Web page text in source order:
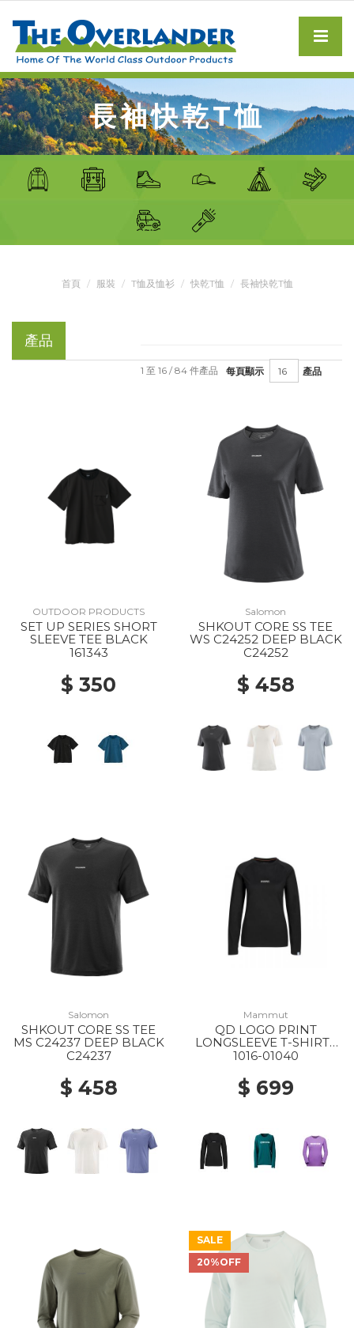
長袖快乾T恤
首頁 服裝 T恤及恤衫 快乾T恤 長袖快乾T恤
產品
每頁顯示 產品
1 至 16 / 84 件產品
OUTDOOR PRODUCTS
SET UP SERIES SHORT
SLEEVE TEE BLACK
161343
$ 350
Salomon
SHKOUT CORE SS TEE
WS C24252 DEEP BLACK
C24252
$ 458
Salomon
SHKOUT CORE SS TEE
MS C24237 DEEP BLACK
C24237
$ 458
Mammut
QD LOGO PRINT
LONGSLEEVE T-SHIRTS
AF WS 00253 BLACK
1016-01040
$ 699
SALE
20%OFF